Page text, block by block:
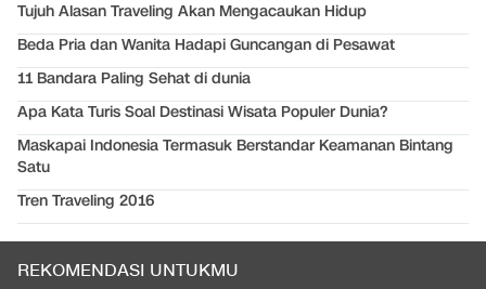
Tujuh Alasan Traveling Akan Mengacaukan Hidup
Beda Pria dan Wanita Hadapi Guncangan di Pesawat
11 Bandara Paling Sehat di dunia
Apa Kata Turis Soal Destinasi Wisata Populer Dunia?
Maskapai Indonesia Termasuk Berstandar Keamanan Bintang
Satu
Tren Traveling 2016
REKOMENDASI UNTUKMU